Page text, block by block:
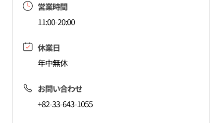
営業時間
11:00-20:00
休業日
年中無休
お問い合わせ
+82-33-643-1055